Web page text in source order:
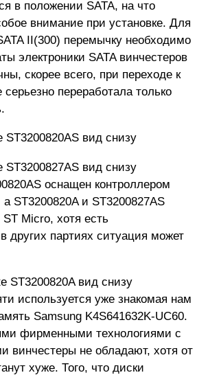
в положении SATA, на что
внимание при установке. Для
II(300) перемычку необходимо
электроники SATA винчестеров
скорее всего, при переходе к
переработала только
оснащен контроллером
ST3200820A и ST3200827AS
Micro, хотя есть
других партиях ситуация может
используется уже знакомая нам
Samsung K4S641632K-UC60.
фирменными технологиями с
винчестеры не обладают, хотя от
хуже. Того, что диски